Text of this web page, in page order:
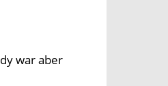
war aber